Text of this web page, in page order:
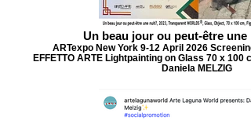
Un beau jour ou peut-être une
ARTexpo New York 9-12 April 2026
EFFETTO ARTE Lightpainting on Glass 70 x 100
Daniela MELZIG